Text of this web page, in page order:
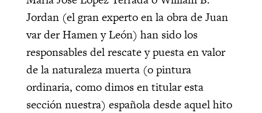
Jordan (el gran experto en la obra de Juan
var der Hamen y León) han sido los
responsables del rescate y puesta en valor
de la naturaleza muerta (o pintura
ordinaria, como dimos en titular esta
sección nuestra) española desde aquel hito